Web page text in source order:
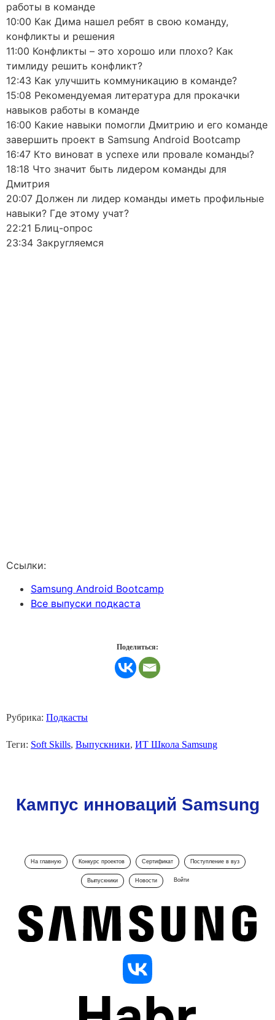
работы в команде
10:00 Как Дима нашел ребят в свою команду,
конфликты и решения
11:00 Конфликты – это хорошо или плохо? Как
тимлиду решить конфликт?
12:43 Как улучшить коммуникацию в команде?
15:08 Рекомендуемая литература для прокачки
навыков работы в команде
16:00 Какие навыки помогли Дмитрию и его команде
завершить проект в Samsung Android Bootcamp
16:47 Кто виноват в успехе или провале команды?
18:18 Что значит быть лидером команды для
Дмитрия
20:07 Должен ли лидер команды иметь профильные
навыки? Где этому учат?
22:21 Блиц-опрос
23:34 Закругляемся
Ссылки:
Samsung Android Bootcamp
Все выпуски подкаста
Поделиться:
Рубрика: Подкасты
Теги: Soft Skills, Выпускники, ИТ Школа Samsung
Кампус инноваций Samsung
На главную Конкурс проектов Сертификат Поступление в вуз
Выпускники Новости Войти